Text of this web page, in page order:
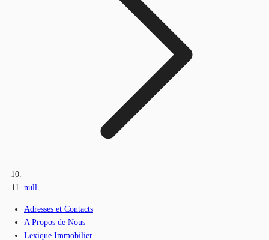
null
Adresses et Contacts
A Propos de Nous
Lexique Immobilier